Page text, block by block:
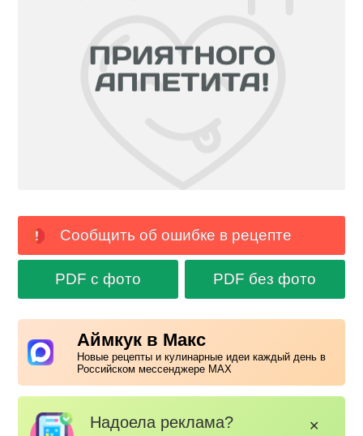
Сообщить об ошибке в рецепте
PDF с фото PDF без фото
Аймкук в Макс
Новые рецепты и кулинарные идеи каждый день в
Российском мессенджере MAX
Надоела реклама? ✕